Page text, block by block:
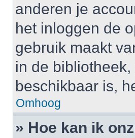
anderen je
het inloggen de
gebruik maakt
in de
beschikbaar is,
Omhoog
» Hoe kan ik